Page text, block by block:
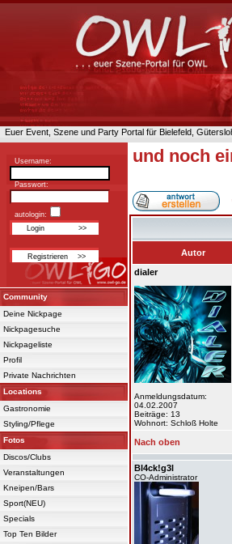
Euer Event, Szene und Party Portal für Bielefeld,
Username:
Passwort:
autologin:
Community
Deine Nickpage
Nickpagesuche
Nickpageliste
Profil
Private Nachrichten
Locations
Gastronomie
Styling/Pflege
Fotos
Discos/Clubs
Veranstaltungen
Kneipen/Bars
Sport(NEU)
Specials
Top Ten Bilder
und noch
Autor
dialer
Anmeldungsdatum:
04.02.2007
Beiträge: 13
Wohnort: Schloß Holte
Nach oben
Bl4ck!g3l
CO-Administrator